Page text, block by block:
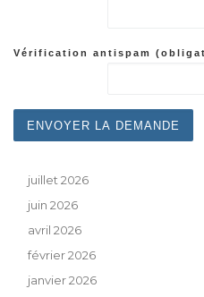
Vérification antispam
juillet 2026
juin 2026
avril 2026
février 2026
janvier 2026